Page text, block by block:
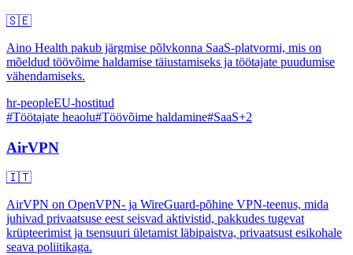
🇸🇪
Aino Health pakub järgmise põlvkonna SaaS-platvormi, mis on
mõeldud töövõime haldamise täiustamiseks ja töötajate puudumise
vähendamiseks.
hr-peopleEU-hostitud
#Töötajate heaolu#Töövõime haldamine#SaaS+2
AirVPN
🇮🇹
AirVPN on OpenVPN- ja WireGuard-põhine VPN-teenus, mida
juhivad privaatsuse eest seisvad aktivistid, pakkudes tugevat
krüpteerimist ja tsensuuri ületamist läbipaistva, privaatsust esikohale
seava poliitikaga.